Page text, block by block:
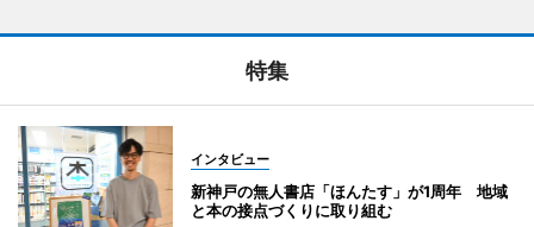
特集
インタビュー
新神戸の無人書店「ほんたす」が1周年 地域
と本の接点づくりに取り組む